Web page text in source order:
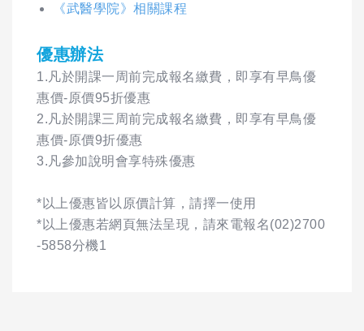
《武醫學院》相關課程
優惠辦法
1.凡於開課一周前完成報名繳費，即享有早鳥優
惠價-原價95折優惠
2.凡於開課三周前完成報名繳費，即享有早鳥優
惠價-原價9折優惠
3.凡參加說明會享特殊優惠
*以上優惠皆以原價計算，請擇一使用
*以上優惠若網頁無法呈現，請來電報名(02)2700
-5858分機1